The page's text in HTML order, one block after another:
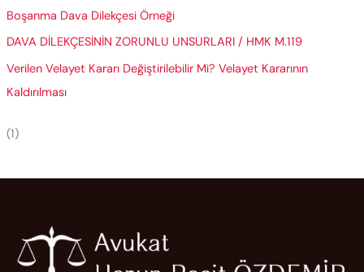
Boşanma Dava Dilekçesi Örneği
DAVA DİLEKÇESİNİN ZORUNLU UNSURLARI / HMK M.119
Verilen Velayet Kararı Değiştirilebilir Mi? Velayet Kararının
Kaldırılması
(1)